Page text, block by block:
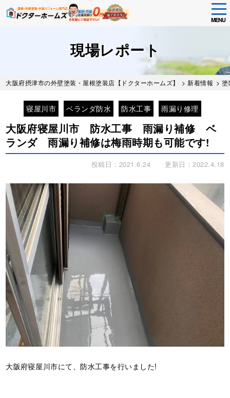
MENU
現場レポート
大阪府摂津市の外壁塗装・屋根塗装店【ドクターホームズ】 >新着情報 > 塗
寝屋川市 ベランダ防水 防水工事 雨漏り修理
大阪府寝屋川市 防水工事 雨漏り補修 ベ
ランダ 雨漏り補修は梅雨時期も可能です!
投稿日：2021.6.24 更新日：2022.4.18
大阪府寝屋川市にて、防水工事を行いました!